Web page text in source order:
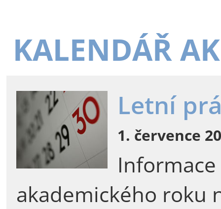
KALENDÁŘ
Letní
1. července
akademického roku